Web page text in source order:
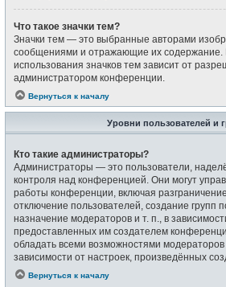
Что такое значки тем?
Значки тем — это выбранные авторами
сообщениями и отражающие их содержание.
использования значков тем зависит от
администратором конференции.
Вернуться к началу
Уровни пользователей и
Кто такие администраторы?
Администраторы — это пользователи,
контроля над конференцией. Они могут
работы конференции, включая
отключение пользователей, создание групп
назначение модераторов и т. п., в
предоставленных им создателем
обладать всеми возможностями
зависимости от настроек, произведённых
Вернуться к началу